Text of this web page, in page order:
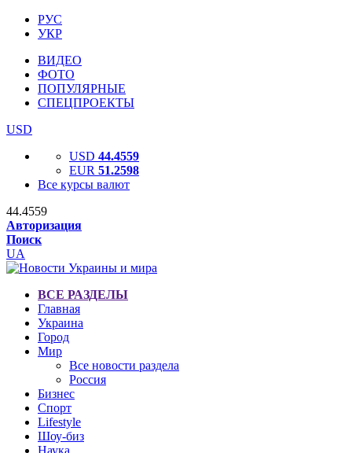
РУС
УКР
ВИДЕО
ФОТО
ПОПУЛЯРНЫЕ
СПЕЦПРОЕКТЫ
USD
USD 44.4559
EUR 51.2598
Все курсы валют
44.4559
Авторизация
Поиск
UA
ВСЕ РАЗДЕЛЫ
Главная
Украина
Город
Мир
Все новости раздела
Россия
Бизнес
Спорт
Lifestyle
Шоу-биз
Наука